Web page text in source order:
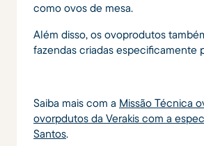
como ovos de mesa.
Além disso, os ovoprodutos
fazendas criadas especificamente
Saiba mais com a Missão Técnica
ovorpdutos da Verakis com a
Santos.